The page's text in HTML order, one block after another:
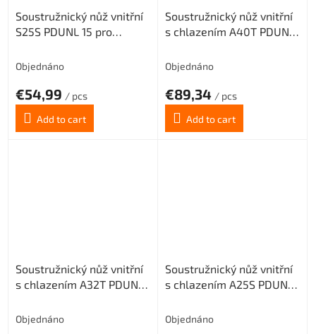
Soustružnický nůž vnitřní
S25S PDUNL 15 pro
(levý)
Objednáno
€54,99 / pcs
Add to cart
Soustružnický nůž vnitřní
s chlazením A40T PDUNL
1506.. (levý)
Objednáno
€89,34 / pcs
Add to cart
Soustružnický nůž vnitřní
s chlazením A32T PDUNL
1506.. (levý)
Objednáno
Soustružnický nůž vnitřní
s chlazením A25S PDUNL
1506.. (levý)
Objednáno